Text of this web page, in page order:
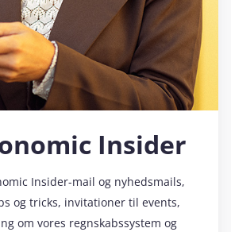
Insider
Insider-mail og nyhedsmails,
og tricks, invitationer til events,
om vores regnskabssystem og